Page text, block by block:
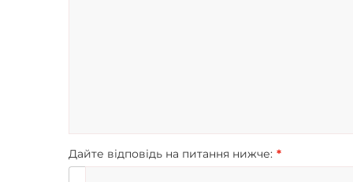
Дайте відповідь на питання нижче: